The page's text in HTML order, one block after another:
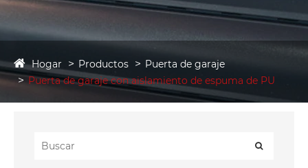
Hogar Productos
Puerta de garaje
Puerta de garaje con aislamiento de espuma de PU